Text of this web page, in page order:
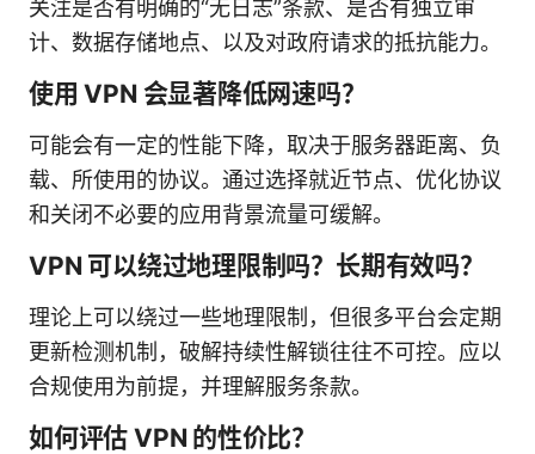
关注是否有明确的“无日志”条款、是否有独立审
计、数据存储地点、以及对政府请求的抵抗能力。
使用 VPN 会显著降低网速吗？
可能会有一定的性能下降，取决于服务器距离、负
载、所使用的协议。通过选择就近节点、优化协议
和关闭不必要的应用背景流量可缓解。
VPN 可以绕过地理限制吗？长期有效吗？
理论上可以绕过一些地理限制，但很多平台会定期
更新检测机制，破解持续性解锁往往不可控。应以
合规使用为前提，并理解服务条款。
如何评估 VPN 的性价比？